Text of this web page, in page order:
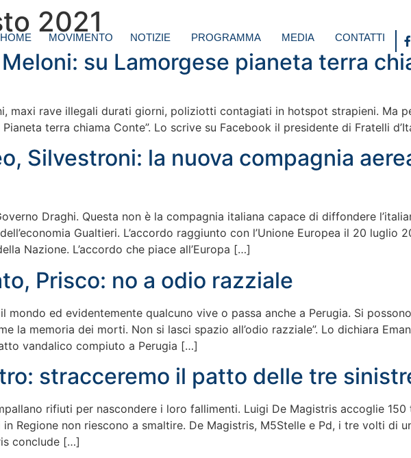
HOME MOVIMENTO NOTIZIE PROGRAMMA MEDIA CONTATTI
2021
su Lamorgese pianeta terra
maxi rave illegali durati giorni, poliziotti contagiati in hotspot strapieni. Ma
terra chiama Conte”. Lo scrive su Facebook il presidente di Fratelli
Silvestroni: la nuova compagnia
Draghi. Questa non è la compagnia italiana capace di diffondere
Gualtieri. L’accordo raggiunto con l’Unione Europea il 20 luglio
Nazione. L’accordo che piace all’Europa […]
Prisco: no a odio razziale
mondo ed evidentemente qualcuno vive o passa anche a Perugia. Si
la memoria dei morti. Non si lasci spazio all’odio razziale”. Lo dichiara
vandalico compiuto a Perugia […]
stracceremo il patto delle tre
rifiuti per nascondere i loro fallimenti. Luigi De Magistris accoglie
Regione non riescono a smaltire. De Magistris, M5Stelle e Pd, i tre volti di
conclude […]